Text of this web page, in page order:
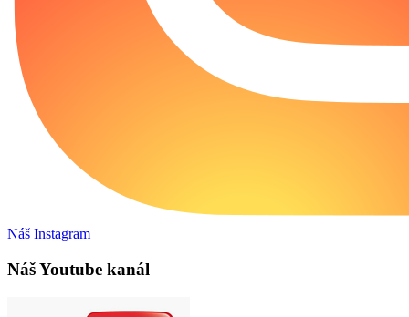
Náš Instagram
Náš Youtube kanál